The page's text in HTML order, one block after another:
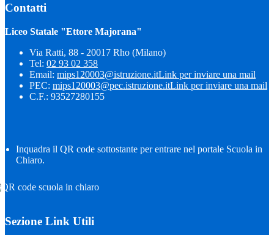
Contatti
Liceo Statale "Ettore Majorana"
Via Ratti, 88 - 20017 Rho (Milano)
Tel: 02 93 02 358
Email: mips120003@istruzione.itLink per inviare una mail
PEC: mips120003@pec.istruzione.itLink per inviare una mail
C.F.: 93527280155
Inquadra il QR code sottostante per entrare nel portale Scuola in
Chiaro.
Sezione Link Utili